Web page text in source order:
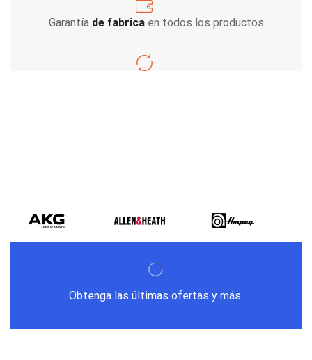
Garantía de fabricaen todos los productos
Obtenga las últimas ofertas y más.